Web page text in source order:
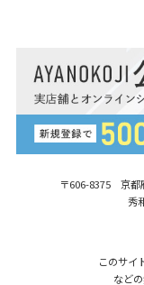
〒606-8375 京都
秀
このサイ
など